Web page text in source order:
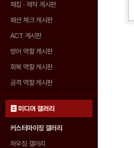
채집 · 제작 게시판
패션 체크 게시판
ACT 게시판
방어 역할 게시판
회복 역할 게시판
공격 역할 게시판
미디어 갤러리
커스터마이징 갤러리
하우징 갤러리